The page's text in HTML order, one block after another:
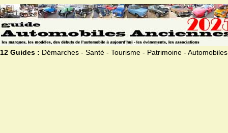
12 Guides : Démarches - Santé - Tourisme - Patrimoine - Automobiles